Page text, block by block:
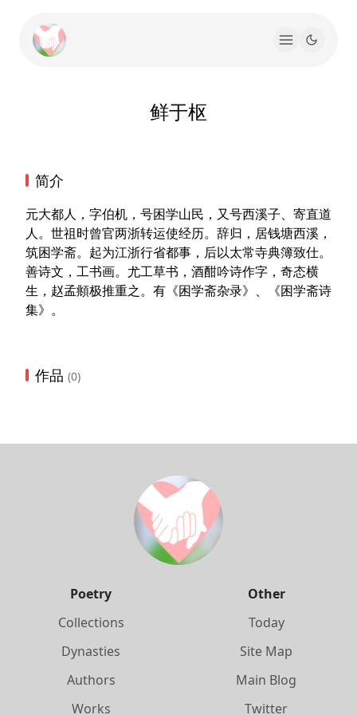
鲜于枢
简介
元大都人，字伯机，号困学山民，又号西溪子、寄直道
人。世祖时曾官两浙转运使经历。辞归，居钱塘西溪，
筑困学斋。起为江浙行省都事，后以太常寺典簿致仕。
善诗文，工书画。尤工草书，酒酣吟诗作字，奇态横
生，赵孟頫极推重之。有《困学斋杂录》、《困学斋诗
集》。
作品 (0)
Poetry
Collections
Dynasties
Authors
Works
Other
Today
Site Map
Main Blog
Twitter